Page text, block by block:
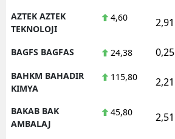
AZTEK AZTEK
TEKNOLOJI
4,60 2,91
BAGFS BAGFAS 24,38 0,25
BAHKM BAHADIR
KIMYA
115,80 2,21
BAKAB BAK
AMBALAJ
45,80 2,51